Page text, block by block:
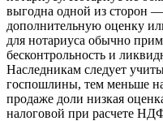
выгодна одной из сторон
дополнительную оценку
для нотариуса обычно
бесконтрольность и
Наследникам следует
госпошлины, тем меньше
продаже доли низкая
налоговой при расчете